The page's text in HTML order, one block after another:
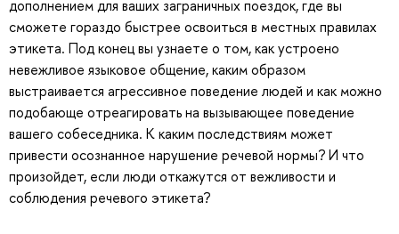
дополнением для ваших заграничных поездок, где вы
сможете гораздо быстрее освоиться в местных правилах
этикета. Под конец вы узнаете о том, как устроено
невежливое языковое общение, каким образом
выстраивается агрессивное поведение людей и как можно
подобающе отреагировать на вызывающее поведение
вашего собеседника. К каким последствиям может
привести осознанное нарушение речевой нормы? И что
произойдет, если люди откажутся от вежливости и
соблюдения речевого этикета?